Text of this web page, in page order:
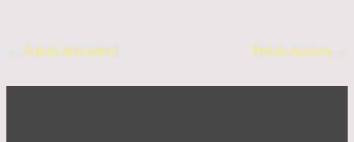
← Article précédent Article suivant →